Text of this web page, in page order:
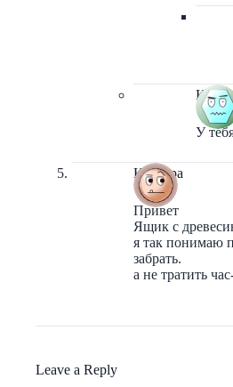
Кот
У
Котияра
Привет
Ящик с
я так понимаю
забрать.
а не тратить
Leave a Reply